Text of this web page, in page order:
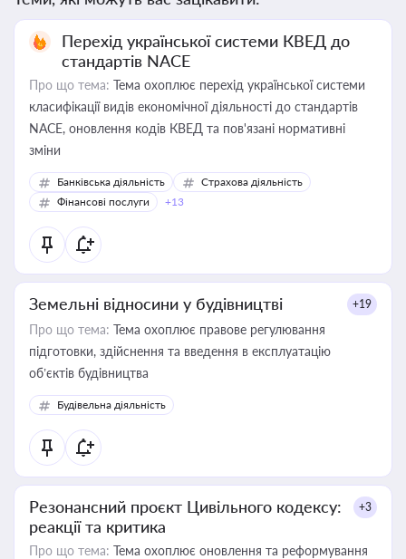
Перехід української системи КВЕД до
стандартів NACE
Про що тема: Тема охоплює перехід української системи
класифікації видів економічної діяльності до стандартів
NACE, оновлення кодів КВЕД та пов'язані нормативні
зміни
Банківська діяльність
Страхова діяльність
Фінансові послуги
+13
Земельні відносини у будівництві +19
Про що тема: Тема охоплює правове регулювання
підготовки, здійснення та введення в експлуатацію
об’єктів будівництва
Будівельна діяльність
Резонансний проєкт Цивільного кодексу:
реакції та критика
+3
Про що тема: Тема охоплює оновлення та реформування